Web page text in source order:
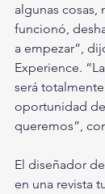
algunas cosas,
funcionó,
a empezar”,
Experience.
será
oportunidad
queremos”,
El diseñador
en una revista